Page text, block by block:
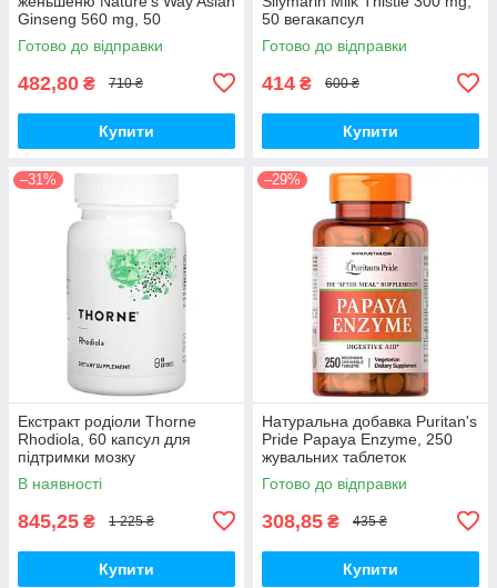
Ginseng 560 mg, 50
вегакапсул для підвищення
життєвого тонусу
Готово до відправки
482,80 ₴ 710 ₴
Купити
50 вегакапсул
Готово до відправки
414 ₴ 600 ₴
Купити
–31%
Екстракт родіоли Thorne
Rhodiola, 60 капсул для
підтримки мозку
В наявності
845,25 ₴ 1 225 ₴
Купити
–29%
Натуральна добавка Puritan's
Pride Papaya Enzyme, 250
жувальних таблеток
Готово до відправки
308,85 ₴ 435 ₴
Купити